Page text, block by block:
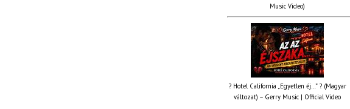
Music Video)
? Hotel California „Egyetlen éj…” ? (Magyar
változat) – Gerry Music | Official Video